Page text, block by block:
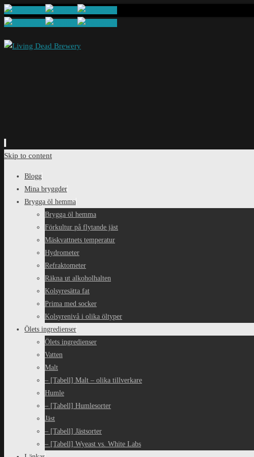
Skip to content
Blogg
Mina bryggder
Brygga öl hemma
Brygga öl hemma
Förkultur på flytande jäst
Mäskvattnets temperatur
Hydrometer
Refraktometer
Räkna ut alkoholhalten
Kolsyresätta fat
Prima med socker
Kolsyrenivå i olika öltyper
Ölets ingredienser
Ölets ingredienser
Vatten
Malt
– [Tabell] Malt – olika tillverkare
Humle
– [Tabell] Humlesorter
Jäst
– [Tabell] Jästsorter
– [Tabell] Wyeast vs. White Labs